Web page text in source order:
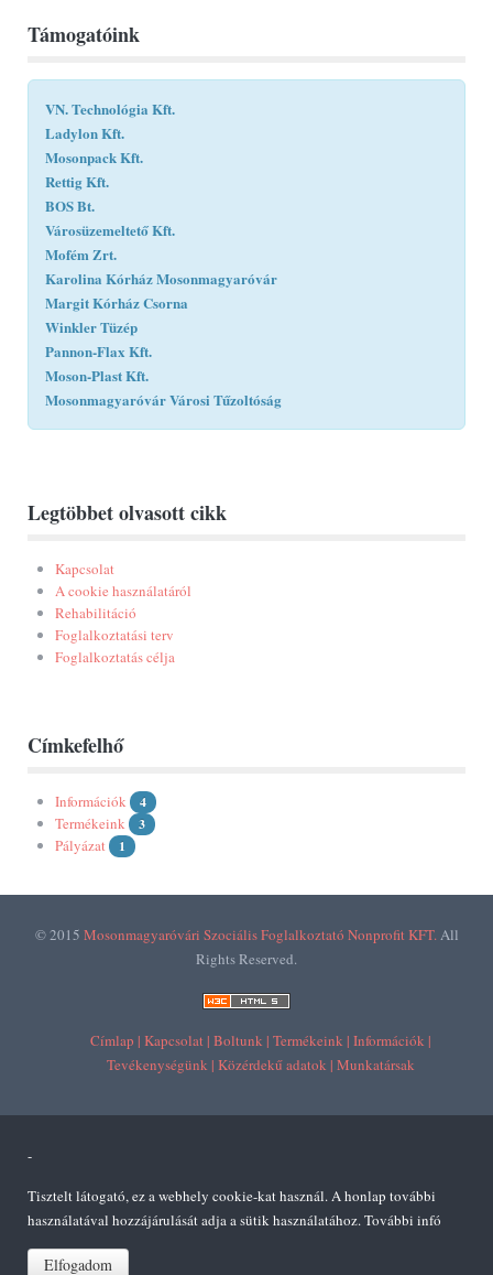
Támogatóink
VN. Technológia Kft.
Ladylon Kft.
Mosonpack Kft.
Rettig Kft.
BOS Bt.
Városüzemeltető Kft.
Mofém Zrt.
Karolina Kórház Mosonmagyaróvár
Margit Kórház Csorna
Winkler Tüzép
Pannon-Flax Kft.
Moson-Plast Kft.
Mosonmagyaróvár Városi Tűzoltóság
Legtöbbet olvasott cikk
Kapcsolat
A cookie használatáról
Rehabilitáció
Foglalkoztatási terv
Foglalkoztatás célja
Címkefelhő
Információk 4
Termékeink 3
Pályázat 1
© 2015 Mosonmagyaróvári Szociális Foglalkoztató Nonprofit KFT. All
Rights Reserved.
Címlap | Kapcsolat | Boltunk | Termékeink | Információk |
Tevékenységünk | Közérdekű adatok | Munkatársak
-
Tisztelt látogató, ez a webhely cookie-kat használ. A honlap további
használatával hozzájárulását adja a sütik használatához. További infó
Elfogadom